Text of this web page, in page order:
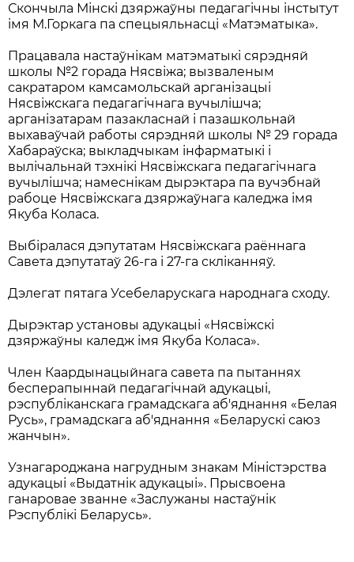
Скончыла Мінскі дзяржаўны педагагічны інстытут
імя М.Горкага па спецыяльнасці «Матэматыка».
Працавала настаўнікам матэматыкі сярэдняй
школы №2 горада Нясвіжа; вызваленым
сакратаром камсамольскай арганізацыі
Нясвіжскага педагагічнага вучылішча;
арганізатарам пазакласнай і пазашкольнай
выхаваўчай работы сярэдняй школы № 29 горада
Хабараўска; выкладчыкам інфарматыкі і
вылічальнай тэхнікі Нясвіжскага педагагічнага
вучылішча; намеснікам дырэктара па вучэбнай
рабоце Нясвіжскага дзяржаўнага каледжа імя
Якуба Коласа.
Выбіралася дэпутатам Нясвіжскага раённага
Савета дэпутатаў 26-га і 27-га скліканняў.
Дэлегат пятага Усебеларускага народнага сходу.
Дырэктар установы адукацыі «Нясвіжскі
дзяржаўны каледж імя Якуба Коласа».
Член Каардынацыйнага савета па пытаннях
бесперапыннай педагагічнай адукацыі,
рэспубліканскага грамадскага аб'яднання «Белая
Русь», грамадскага аб'яднання «Беларускі саюз
жанчын».
Узнагароджана нагрудным знакам Міністэрства
адукацыі «Выдатнік адукацыі». Прысвоена
ганаровае званне «Заслужаны настаўнік
Рэспублікі Беларусь».